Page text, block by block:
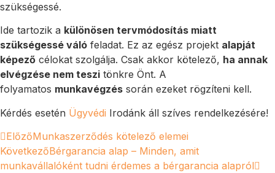
szükségessé.
Ide tartozik a különösen tervmódosítás miatt
szükségessé váló feladat. Ez az egész projekt alapját
képező célokat szolgálja. Csak akkor kötelező, ha annak
elvégzése nem teszi tönkre Önt. A
folyamatos munkavégzés során ezeket rögzíteni kell.
Kérdés esetén Ügyvédi Irodánk áll szíves rendelkezésére!
ElőzőMunkaszerződés kötelező elemei
KövetkezőBérgarancia alap – Minden, amit
munkavállalóként tudni érdemes a bérgarancia alapról